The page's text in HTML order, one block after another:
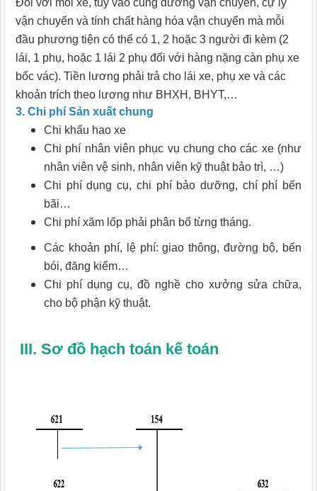
vận chuyển và tính chất hàng hóa vận chuyển mà mỗi
đầu phương tiện có thể có 1, 2 hoặc 3 người đi kèm (2
lái, 1 phụ, hoặc 1 lái 2 phụ đối với hàng nặng càn phụ xe
bốc vác). Tiền lương phải trả cho lái xe, phụ xe và các
khoản trích theo lương như BHXH, BHYT,…
3. Chi phí Sản xuất chung
Chi khấu hao xe
Chi phí nhân viên phục vụ chung cho các xe (như
nhân viên vệ sinh, nhân viên kỹ thuật bảo trì, …)
Chi phí dụng cụ, chi phí bảo dưỡng, chí phí bến
bãi…
Chi phí xăm lốp phải phân bổ từng tháng.
Các khoản phí, lệ phí: giao thông, đường bộ, bến
bói, đăng kiểm…
Chi phí dụng cụ, đồ nghề cho xưởng sửa chữa,
cho bộ phận kỹ thuật.
III. Sơ đồ hạch toán kế toán